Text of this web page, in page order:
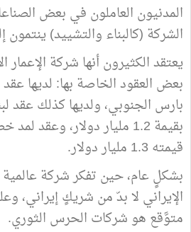
المدنيون العاملون في بعض
الشركة (كالبناء والتشييد)
يعتقد الكثيرون أنها شركة الإعمار
بعض العقود الخاصة بها: لديها
بارس الجنوبي، ولديها كذلك عقد
بقيمة 1.2 مليار دولار،
قيمته 1.3 مليار دولار.
بشكلٍ عام، حين تفكر شركة
الإيراني لا بدّ من شريكٍ إيراني،
متوَّقع هو شركات الحرس الثوري.